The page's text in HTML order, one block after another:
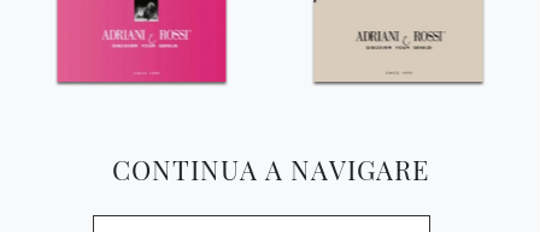
CONTINUA A NAVIGARE